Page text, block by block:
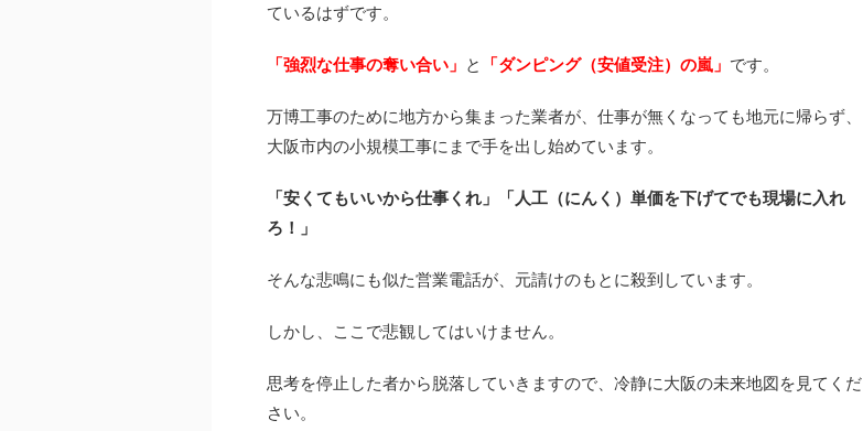
ているはずです。
「強烈な仕事の奪い合い」 と 「ダンピング（安値受注）の嵐」 です。
万博工事のために地方から集まった業者が、仕事が無くなっても地元に帰らず、
大阪市内の小規模工事にまで手を出し始めています。
「安くてもいいから仕事くれ」「人工（にんく）単価を下げてでも現場に入れ
ろ！」
そんな悲鳴にも似た営業電話が、元請けのもとに殺到しています。
しかし、ここで悲観してはいけません。
思考を停止した者から脱落していきますので、冷静に大阪の未来地図を見てくだ
さい。